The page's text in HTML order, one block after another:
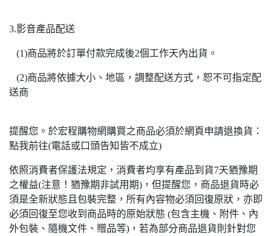
3.影音產品配送
(1)商品將於訂單付款完成後2個工作天內出貨。
(2)商品將依據大小、地區，調整配送方式，恕不可指定配
送商
提醒您。於宏程購物網購買之商品必須於網頁申請退換貨：
點我前往(電話或口頭告知皆不成立)
依照消費者保護法規定，消費者均享有產品到貨7天猶豫期
之權益(注意！猶豫期非試用期)，但提醒您，商品退貨時必
須是全新狀態且包裝完整，所有內容物必須回復原狀，亦即
必須回復至您收到商品時的原始狀態 (包含主機、附件、內
外包裝、隨機文件、贈品等)，若為部分商品退貨則針對您